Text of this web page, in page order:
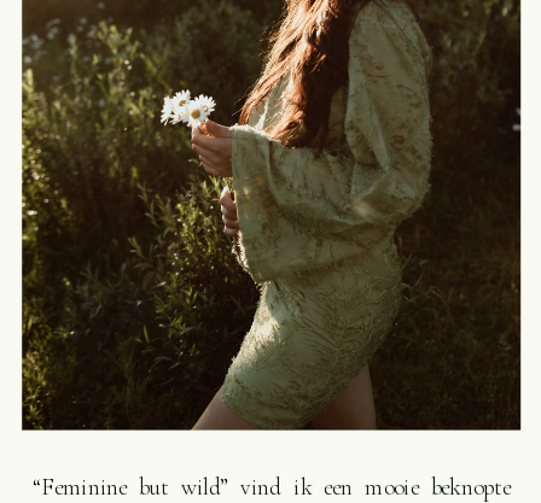
“Feminine but wild” vind ik een mooie beknopte